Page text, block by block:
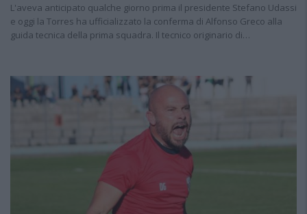
L'aveva anticipato qualche giorno prima il presidente Stefano Udassi
e oggi la Torres ha ufficializzato la conferma di Alfonso Greco alla
guida tecnica della prima squadra. Il tecnico originario di…